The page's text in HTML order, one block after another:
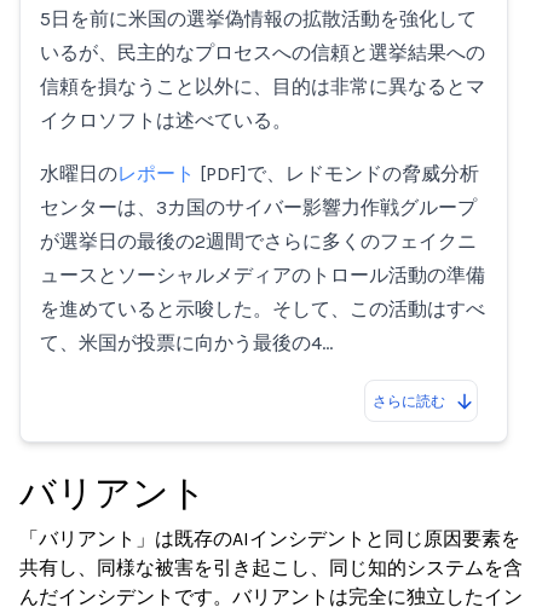
5日を前に米国の選挙偽情報の拡散活動を強化して
いるが、民主的なプロセスへの信頼と選挙結果への
信頼を損なうこと以外に、目的は非常に異なるとマ
イクロソフトは述べている。
水曜日のレポート [PDF]で、レドモンドの脅威分析
センターは、3カ国のサイバー影響力作戦グループ
が選挙日の最後の2週間でさらに多くのフェイクニ
ュースとソーシャルメディアのトロール活動の準備
を進めていると示唆した。そして、この活動はすべ
て、米国が投票に向かう最後の4…
さらに読む
バリアント
「バリアント」は既存のAIインシデントと同じ原因要素を
共有し、同様な被害を引き起こし、同じ知的システムを含
んだインシデントです。バリアントは完全に独立したイン